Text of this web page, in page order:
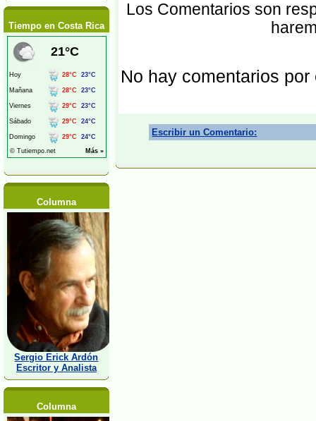
Tiempo en Costa Rica
Columna
Sergio Erick Ardón
Escritor y Analista
Columna
Los Comentarios son
No hay comentarios por
Escribir un Comentario: